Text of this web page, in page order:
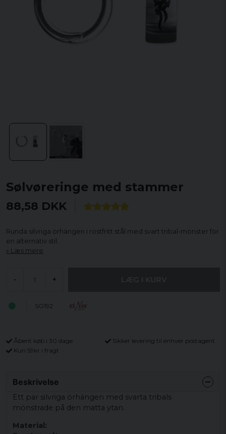
Sølvøreringe med stammer
88,58 DKK
Runda silvriga örhängen i rostfritt stål med svart tribal-mönster för
en alternativ stil.
Læs mere
- +
SO192
Åbent køb i 30 dage
Sikker levering til enhver postagent
Kun 59kr i fragt
Beskrivelse
Ett par silvriga örhängen med svarta tribals
mönstrade på den matta ytan.
Material: